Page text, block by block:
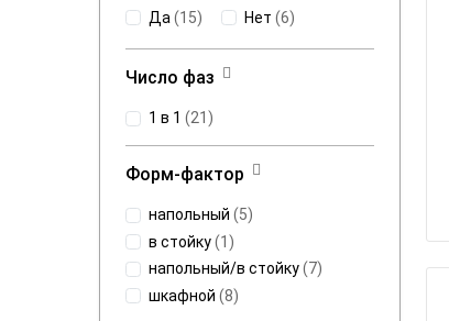
Да (15) Нет (6)
Число фаз
1 в 1 (21 )
Форм-фактор
напольный (5)
в стойку(1 )
напольный/в стойку(7)
шкафной (8)